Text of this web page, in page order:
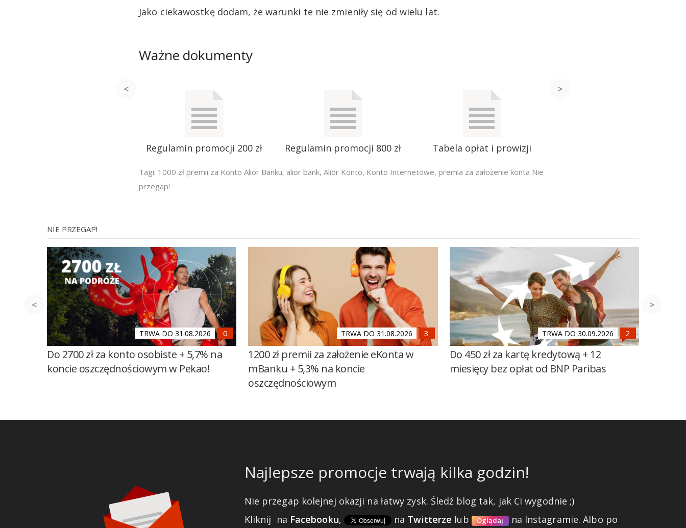
Jako ciekawostkę dodam, że warunki te nie zmieniły się od wielu lat.
Ważne dokumenty
Regulamin promocji 200 zł Regulamin promocji 800 zł Tabela opłat i prowizji
Tagi: 1000 zł premii za Konto Alior Banku, alior bank, Alior Konto, Konto Internetowe, premia za założenie konta Nie
przegap!
NIE PRZEGAP!
TRWA DO 31.08.2026
Do 2700 zł za konto osobiste + 5,7% na
koncie oszczędnościowym w Pekao!
TRWA DO 31.08.2026
1200 zł premii za założenie eKonta w
mBanku + 5,3% na koncie
oszczędnościowym
TRWA DO 30.09.2026
Do 450 zł za kartę kredytową + 12
miesięcy bez opłat od BNP Paribas
Najlepsze promocje trwają kilka godzin!
Nie przegap kolejnej okazji na łatwy zysk. Śledź blog tak, jak Ci wygodnie ;)
Kliknij na Facebooku, na Twitterze lub Oglądaj na Instagramie.Albo po